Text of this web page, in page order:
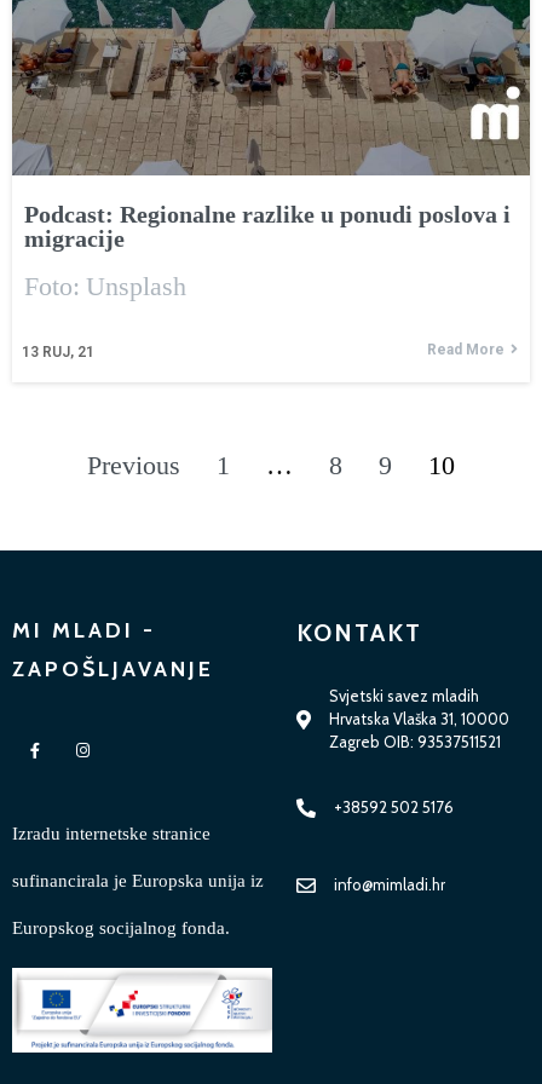
Podcast: Regionalne razlike u ponudi poslova i
migracije
13 RUJ, 21
Foto: Unsplash
Read More
Previous 1 … 8 9 10
MI MLADI -
ZAPOŠLJAVANJE
Izradu internetske stranice
sufinancirala je Europska unija iz
Europskog socijalnog fonda.
KONTAKT
Svjetski savez mladih
Hrvatska Vlaška 31, 10000
Zagreb OIB: 93537511521
+38592 502 5176
info@mimladi.hr